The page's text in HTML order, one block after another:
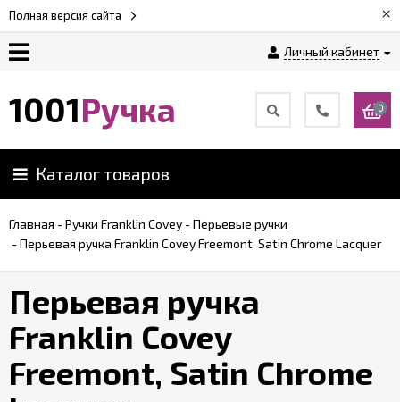
Полная версия сайта ×
Личный кабинет
Возврат
Обзоры
ручек
Контакты
1001Ручка 0
Каталог товаров
Главная -Ручки Franklin Covey -Перьевые ручки
-Перьевая ручка Franklin Covey Freemont, Satin Chrome Lacquer
Перьевая ручка
Franklin Covey
Freemont, Satin Chrome